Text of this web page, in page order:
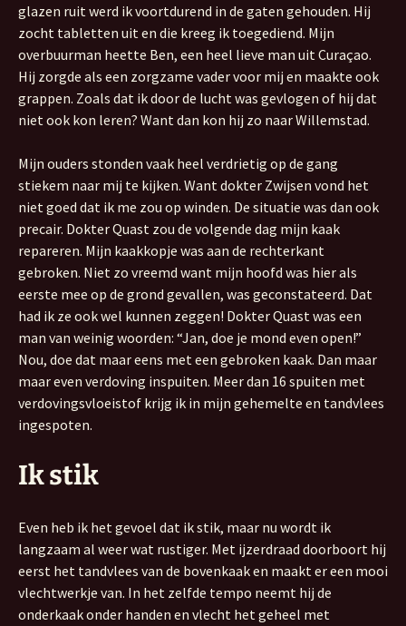
glazen ruit werd ik voortdurend in de gaten gehouden. Hij
zocht tabletten uit en die kreeg ik toegediend. Mijn
overbuurman heette Ben, een heel lieve man uit Curaçao.
Hij zorgde als een zorgzame vader voor mij en maakte ook
grappen. Zoals dat ik door de lucht was gevlogen of hij dat
niet ook kon leren? Want dan kon hij zo naar Willemstad.
Mijn ouders stonden vaak heel verdrietig op de gang
stiekem naar mij te kijken. Want dokter Zwijsen vond het
niet goed dat ik me zou op winden. De situatie was dan ook
precair. Dokter Quast zou de volgende dag mijn kaak
repareren. Mijn kaakkopje was aan de rechterkant
gebroken. Niet zo vreemd want mijn hoofd was hier als
eerste mee op de grond gevallen, was geconstateerd. Dat
had ik ze ook wel kunnen zeggen! Dokter Quast was een
man van weinig woorden: “Jan, doe je mond even open!”
Nou, doe dat maar eens met een gebroken kaak. Dan maar
maar even verdoving inspuiten. Meer dan 16 spuiten met
verdovingsvloeistof krijg ik in mijn gehemelte en tandvlees
ingespoten.
Ik stik
Even heb ik het gevoel dat ik stik, maar nu wordt ik
langzaam al weer wat rustiger. Met ijzerdraad doorboort hij
eerst het tandvlees van de bovenkaak en maakt er een mooi
vlechtwerkje van. In het zelfde tempo neemt hij de
onderkaak onder handen en vlecht het geheel met